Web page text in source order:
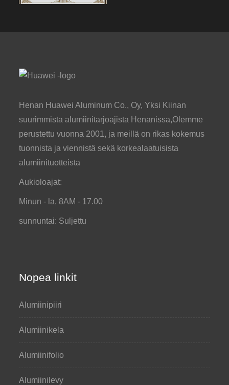
Henan Huawei Aluminum Co., Oy, Yksi Kiinan
suurimmista alumiinitarjoajista Henanissa,Olemme
perustettu vuonna 2001, ja meillä on rikas kokemus
tuonnista ja viennistä sekä korkealaatuisista
alumiinituotteista
Aukioloajat:
Minun - la, 8AM - 17.00
sunnuntai: Suljettu
Nopea linkit
Alumiinipiiri
Alumiinikela
Alumiinifolio
Alumiinilevy